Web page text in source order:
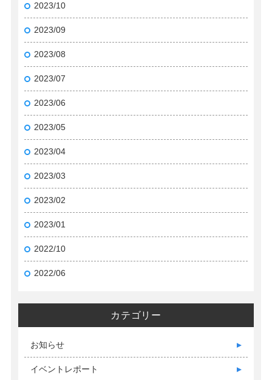
2023/10
2023/09
2023/08
2023/07
2023/06
2023/05
2023/04
2023/03
2023/02
2023/01
2022/10
2022/06
カテゴリー
お知らせ
イベントレポート